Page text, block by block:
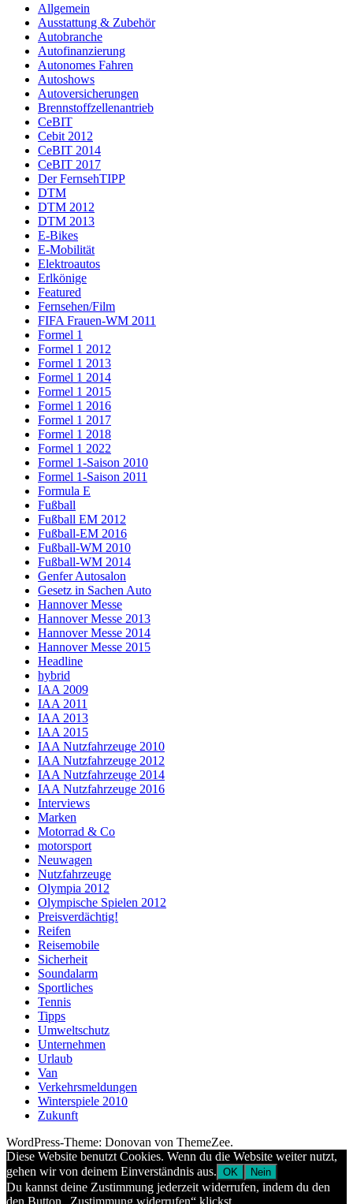
Allgemein
Ausstattung & Zubehör
Autobranche
Autofinanzierung
Autonomes Fahren
Autoshows
Autoversicherungen
Brennstoffzellenantrieb
CeBIT
Cebit 2012
CeBIT 2014
CeBIT 2017
Der FernsehTIPP
DTM
DTM 2012
DTM 2013
E-Bikes
E-Mobilität
Elektroautos
Erlkönige
Featured
Fernsehen/Film
FIFA Frauen-WM 2011
Formel 1
Formel 1 2012
Formel 1 2013
Formel 1 2014
Formel 1 2015
Formel 1 2016
Formel 1 2017
Formel 1 2018
Formel 1 2022
Formel 1-Saison 2010
Formel 1-Saison 2011
Formula E
Fußball
Fußball EM 2012
Fußball-EM 2016
Fußball-WM 2010
Fußball-WM 2014
Genfer Autosalon
Gesetz in Sachen Auto
Hannover Messe
Hannover Messe 2013
Hannover Messe 2014
Hannover Messe 2015
Headline
hybrid
IAA 2009
IAA 2011
IAA 2013
IAA 2015
IAA Nutzfahrzeuge 2010
IAA Nutzfahrzeuge 2012
IAA Nutzfahrzeuge 2014
IAA Nutzfahrzeuge 2016
Interviews
Marken
Motorrad & Co
motorsport
Neuwagen
Nutzfahrzeuge
Olympia 2012
Olympische Spielen 2012
Preisverdächtig!
Reifen
Reisemobile
Sicherheit
Soundalarm
Sportliches
Tennis
Tipps
Umweltschutz
Unternehmen
Urlaub
Van
Verkehrsmeldungen
Winterspiele 2010
Zukunft
WordPress-Theme: Donovan von ThemeZee.
Diese Website benutzt Cookies. Wenn du die Website weiter nutzt,
gehen wir von deinem Einverständnis aus. OK Nein
Du kannst deine Zustimmung jederzeit widerrufen, indem du den
den Button „Zustimmung widerrufen“ klickst.